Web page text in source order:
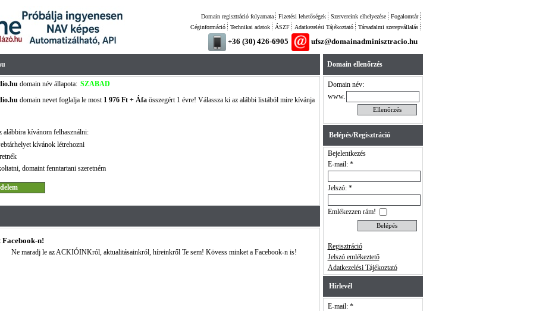
Fogalomtár
Szervereink elhelyezése
Fizetési lehetőségek
Domain regisztráció folyamata
Társadalmi szerepvállalás
Adatkezelési Tájékoztató
ÁSZF
Technikai adatok
Céginformáció
+36 (30) 426-6905 ufsz@domainadminisztracio.hu
domain név állapota: SZABAD
domain nevet foglalja le most 1 976 Ft + Áfaösszegért 1 évre! Válassza ki az alábbi listából mire kívánja
alábbira kívánom felhasználni:
kívánok létrehozni
domaint fenntartani szeretném
n!
Ne maradj le az ACKIÓINKról, aktualitásainkról, híreinkről Te sem! Kövess minket a Facebook-n is!
Domain ellenőrzés
Domain név:
www.
Belépés/Regisztráció
Bejelentkezés
E-mail: *
Jelszó: *
Emlékezzen rám!
Regisztráció
Jelszó emlékeztető
Adatkezelési Tájékoztató
Hírlevél
E-mail: *